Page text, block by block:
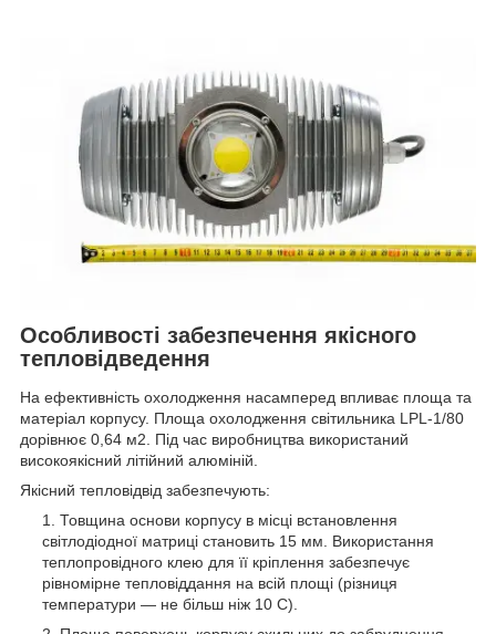
Особливості забезпечення якісного
тепловідведення
На ефективність охолодження насамперед впливає площа та
матеріал корпусу. Площа охолодження світильника LPL-1/80
дорівнює 0,64 м2. Під час виробництва використаний
високоякісний літійний алюміній.
Якісний тепловідвід забезпечують:
Товщина основи корпусу в місці встановлення
світлодіодної матриці становить 15 мм. Використання
теплопровідного клею для її кріплення забезпечує
рівномірне тепловіддання на всій площі (різниця
температури — не більш ніж 10 С).